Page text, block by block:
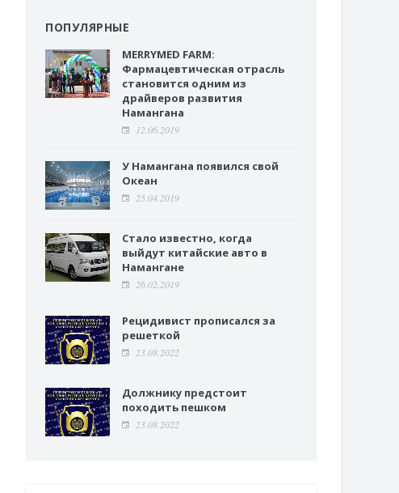
ПОПУЛЯРНЫЕ
MERRYMED FARM:
Фармацевтическая отрасль
становится одним из
драйверов развития
Намангана
12.06.2019
У Намангана появился свой
Океан
25.04.2019
Стало известно, когда
выйдут китайские авто в
Намангане
26.02.2019
Рецидивист прописался за
решеткой
23.08.2022
Должнику предстоит
походить пешком
23.08.2022